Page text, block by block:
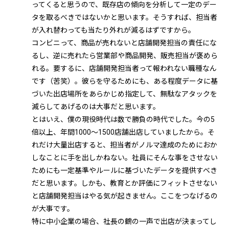
ってくると思うので、既存店の傾向を分析して一定のデー
タを取るべきではないかと思います。そうすれば、担当者
が入れ替わっても当たり外れが減るはずですから。
コンビニって、商品が売れないと店舗開発担当の責任にな
るし、逆に売れたら営業部や商品開発、販売担当が褒めら
れる。要するに、店舗開発担当者って報われない職種なん
です（苦笑）。彼らを守るためにも、ある程度データに基
づいた出店場所をあらかじめ指定して、無駄なアタックを
減らしてあげるのは大事だと思います。
とはいえ、僕の現役時代は数で勝負の時代でした。今の5
倍以上、年間1000～1500店舗出店していましたから。そ
れだけ大量出店すると、担当者がノルマ達成のためにおか
しなことに手を出しかねない。社員にそんな事をさせない
ためにも一定基準やルールに基づいたデータを提供すべき
だと思います。しかも、教育とか評価にフィットさせない
と店舗開発担当はやる気が起きません。ここをつなげるの
が大事です。
特に中小企業の場合、社長の鶴の一声で出店が決まってし